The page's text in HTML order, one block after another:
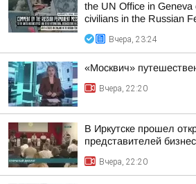
the UN Office in
civilians in the Russian
Вчера, 23:24
«Москвич»
Вчера, 22:20
В Иркутске прошел
представителей
Вчера, 22:20